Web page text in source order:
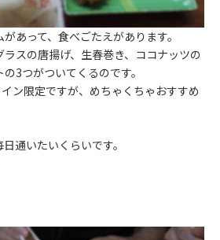
あって、食べごたえがあります。
スの唐揚げ、生春巻き、ココナッツの
3つがついてくるのです。
ン限定ですが、めちゃくちゃおすすめ
通いたいくらいです。